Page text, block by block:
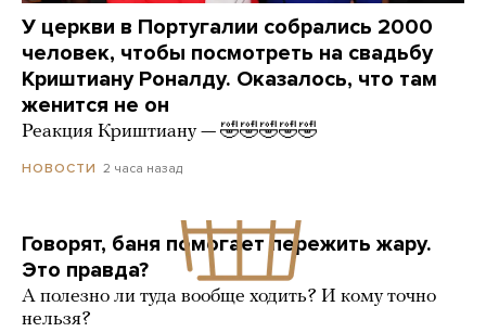
У церкви в Португалии собрались 2000
человек, чтобы посмотреть на свадьбу
Криштиану Роналду. Оказалось, что там
женится не он
Реакция Криштиану — 🤣🤣🤣🤣🤣
НОВОСТИ 2 часа назад
Говорят, баня помогает пережить жару.
Это правда?
А полезно ли туда вообще ходить? И кому точно
нельзя?